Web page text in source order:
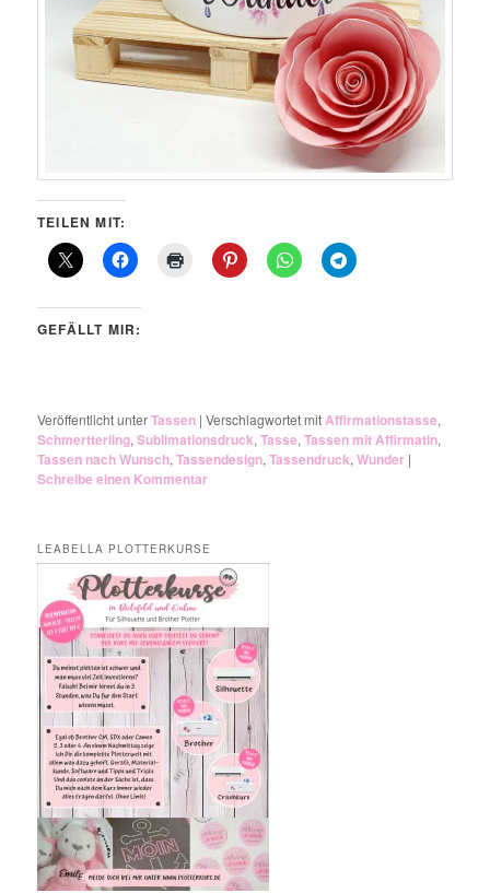
TEILEN MIT:
GEFÄLLT MIR:
Veröffentlicht unterTassen |Verschlagwortet mit Affirmationstasse,
Schmertterling,Sublimationsdruck,Tasse,Tassen mit Affirmatin,
Tassen nach Wunsch,Tassendesign,Tassendruck,Wunder |
Schreibe einen Kommentar
LEABELLA PLOTTERKURSE